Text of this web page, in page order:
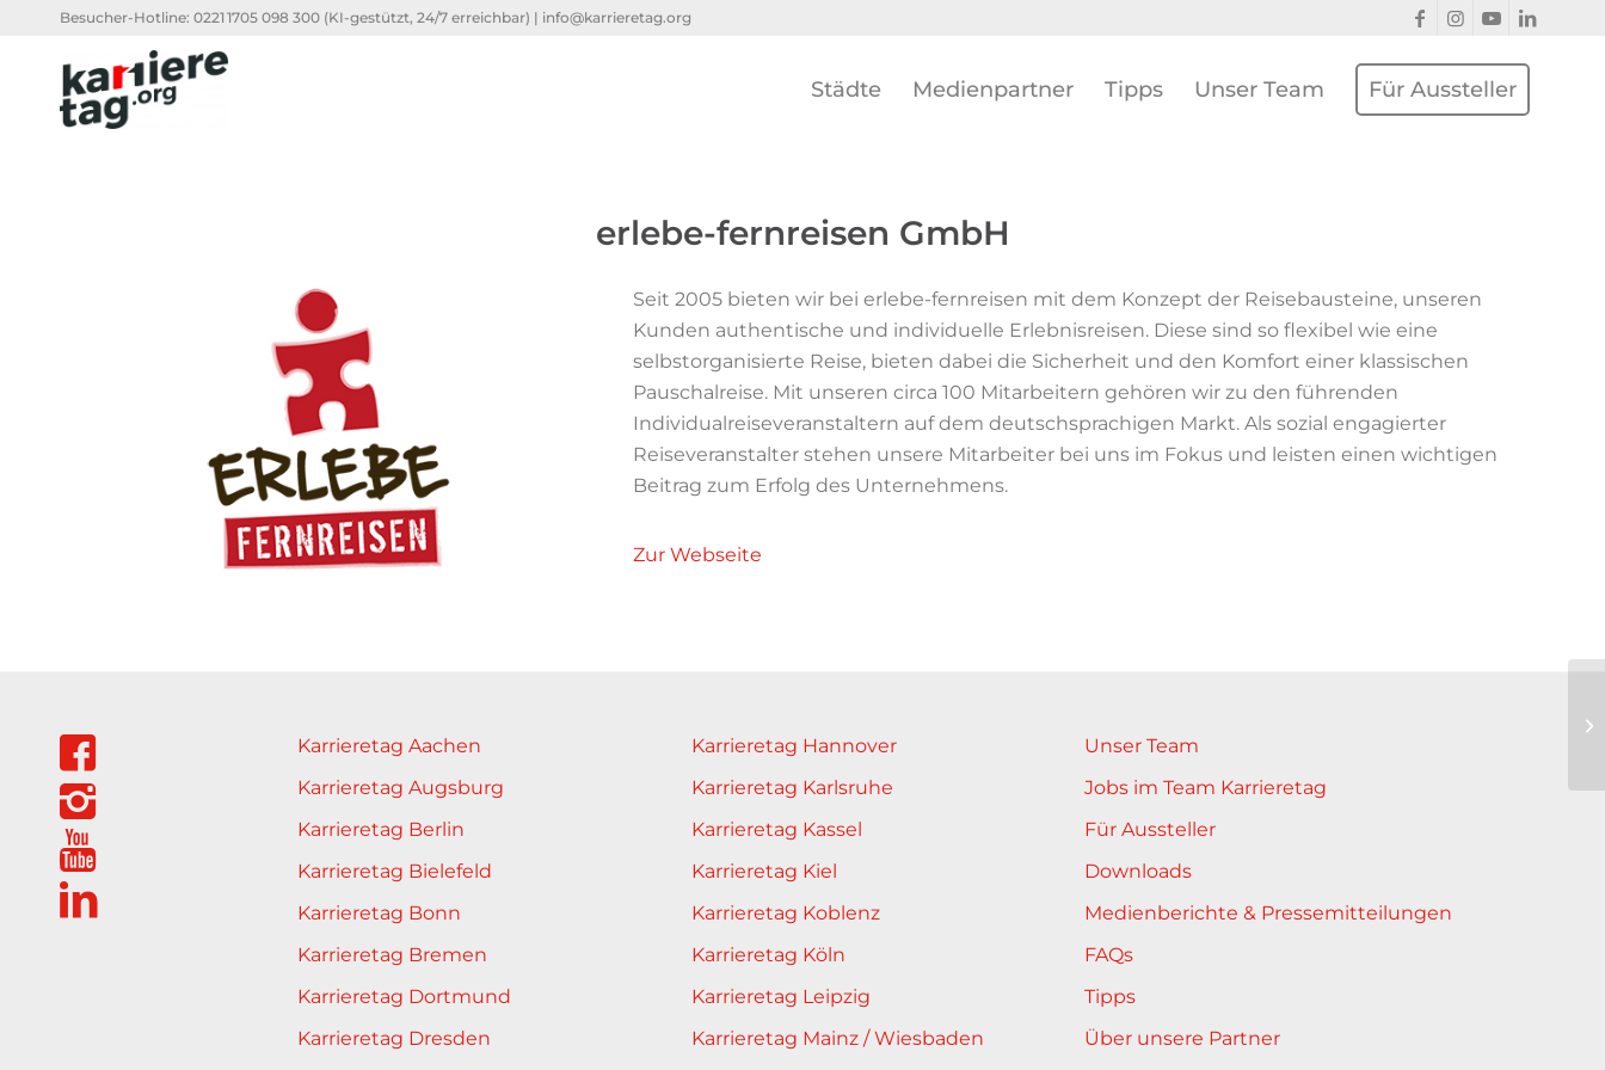
Besucher-Hotline: 0221 1705 098 300 (KI-gestützt, 24/7 erreichbar) | info@karrieretag.org
Städte Medienpartner Tipps Unser Team Für Aussteller
erlebe-fernreisen GmbH
Seit 2005 bieten wir bei erlebe-fernreisen mit dem Konzept der Reisebausteine, unseren
Kunden authentische und individuelle Erlebnisreisen. Diese sind so flexibel wie eine
selbstorganisierte Reise, bieten dabei die Sicherheit und den Komfort einer klassischen
Pauschalreise. Mit unseren circa 100 Mitarbeitern gehören wir zu den führenden
Individualreiseveranstaltern auf dem deutschsprachigen Markt. Als sozial engagierter
Reiseveranstalter stehen unsere Mitarbeiter bei uns im Fokus und leisten einen wichtigen
Beitrag zum Erfolg des Unternehmens.
Zur Webseite
Karrieretag Aachen
Karrieretag Augsburg
Karrieretag Berlin
Karrieretag Bielefeld
Karrieretag Bonn
Karrieretag Bremen
Karrieretag Dortmund
Karrieretag Dresden
Karrieretag Hannover
Karrieretag Karlsruhe
Karrieretag Kassel
Karrieretag Kiel
Karrieretag Koblenz
Karrieretag Köln
Karrieretag Leipzig
Karrieretag Mainz / Wiesbaden
Unser Team
Jobs im Team Karrieretag
Für Aussteller
Downloads
Medienberichte & Pressemitteilungen
FAQs
Tipps
Über unsere Partner